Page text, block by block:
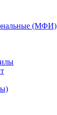
(МФИ)